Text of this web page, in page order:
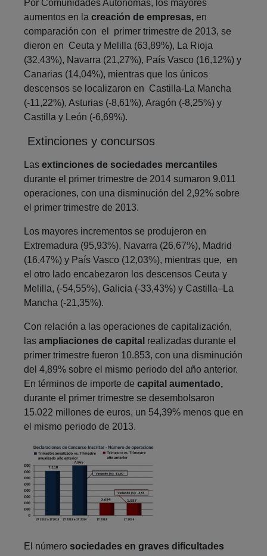
Por Comunidades Autónomas, los mayores
aumentos en la creación de empresas, en
comparación con el primer trimestre de 2013, se
dieron en Ceuta y Melilla (63,89%), La Rioja
(32,43%), Navarra (21,27%), País Vasco (16,12%) y
Canarias (14,04%), mientras que los únicos
descensos se localizaron en Castilla-La Mancha
(-11,22%), Asturias (-8,61%), Aragón (-8,25%) y
Castilla y León (-6,69%).
Extinciones y concursos
Las extinciones de sociedades mercantiles
durante el primer trimestre de 2014 sumaron 9.011
operaciones, con una disminución del 2,92% sobre
el primer trimestre de 2013.
Los mayores incrementos se produjeron en
Extremadura (95,93%), Navarra (26,67%), Madrid
(16,47%) y País Vasco (12,03%), mientras que, en
el otro lado encabezaron los descensos Ceuta y
Melilla, (-54,55%), Galicia (-33,43%) y Castilla–La
Mancha (-21,35%).
Con relación a las operaciones de capitalización,
las ampliaciones de capital realizadas durante el
primer trimestre fueron 10.853, con una disminución
del 4,89% sobre el mismo periodo del año anterior.
En términos de importe de capital aumentado,
durante el primer trimestre se desembolsaron
15.022 millones de euros, un 54,39% menos que en
el mismo periodo de 2013.
El número sociedades en graves dificultades